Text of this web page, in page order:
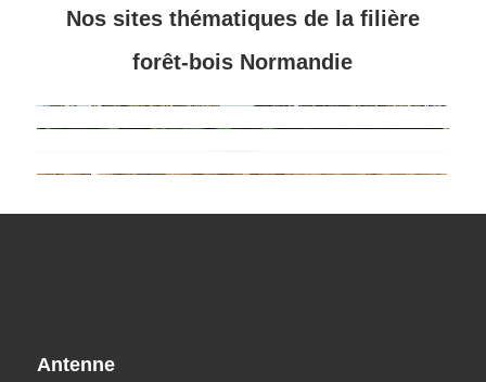
Nos sites thématiques de la filière
forêt-bois Normandie
Antenne